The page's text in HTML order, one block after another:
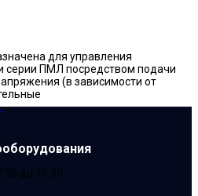
для управления
серии ПМЛ посредством подачи
(в зависимости от
до 16:30